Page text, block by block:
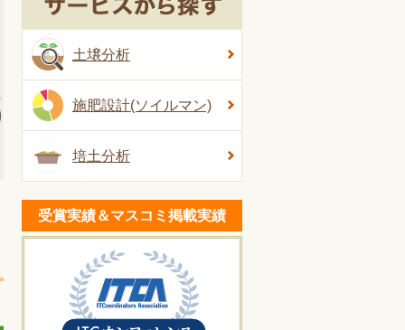
土壌分析
施肥設計(ソイルマン)
培土分析
受賞実績＆マスコミ掲載実績